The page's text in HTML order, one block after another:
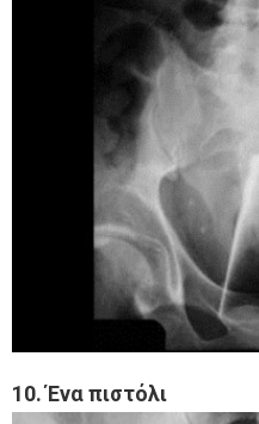
10. Ένα πιστόλι